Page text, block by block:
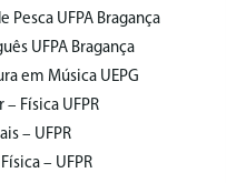
Pesca UFPA Bragança
UFPA Bragança
em Música UEPG
Física UFPR
– UFPR
– UFPR